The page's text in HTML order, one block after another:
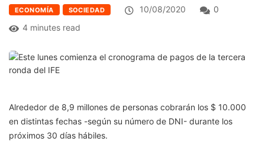
ECONOMÍA SOCIEDAD 10/08/2020
0
4 minutes read
Alrededor de 8,9 millones de personas cobrarán los $ 10.000
en distintas fechas -según su número de DNI- durante los
próximos 30 días hábiles.